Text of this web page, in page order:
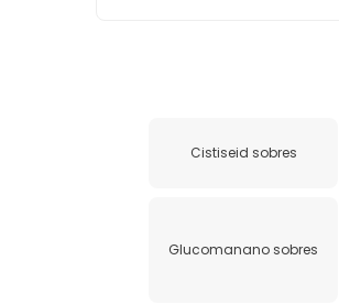
Cistiseid sobres
Glucomanano sobres